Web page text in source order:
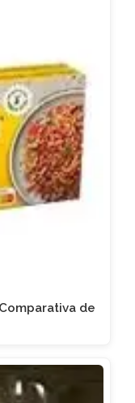
de